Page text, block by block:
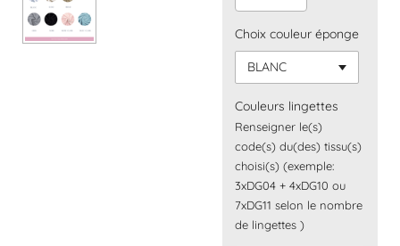
Choix couleur éponge
Couleurs lingettes
Renseigner le(s)
code(s) du(des) tissu(s)
choisi(s) (exemple:
3xDG04 + 4xDG10 ou
7xDG11 selon le nombre
de lingettes )